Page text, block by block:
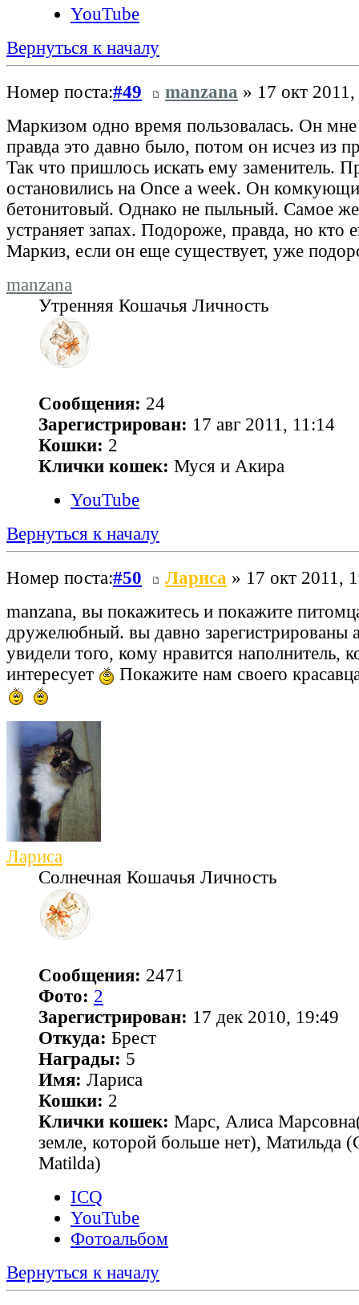
YouTube
Вернуться к началу
Номер поста:#49 manzana » 17 окт
Маркизом одно время пользовалась. Он мне
правда это давно было, потом он исчез из
Так что пришлось искать ему заменитель.
остановились на Once a week. Он
бетонитовый. Однако не пыльный. Самое
устраняет запах. Подороже, правда, но кто
Маркиз, если он еще существует, уже
manzana
Утренняя Кошачья Личность
Сообщения: 24
Зарегистрирован: 17 авг 2011, 11:14
Кошки: 2
Клички кошек: Муся и Акира
YouTube
Вернуться к началу
Номер поста:#50 Лариса » 17 окт 2011,
manzana, вы покажитесь и покажите
дружелюбный. вы давно зарегистрированы
увидели того, кому нравится наполнитель,
интересует
Покажите нам своего
Лариса
Солнечная Кошачья Личность
Сообщения: 2471
Фото: 2
Зарегистрирован: 17 дек 2010, 19:49
Откуда: Брест
Награды: 5
Имя: Лариса
Кошки: 2
Клички кошек: Марс, Алиса
земле, которой больше нет), Матильда
Matilda)
ICQ
YouTube
Фотоальбом
Вернуться к началу